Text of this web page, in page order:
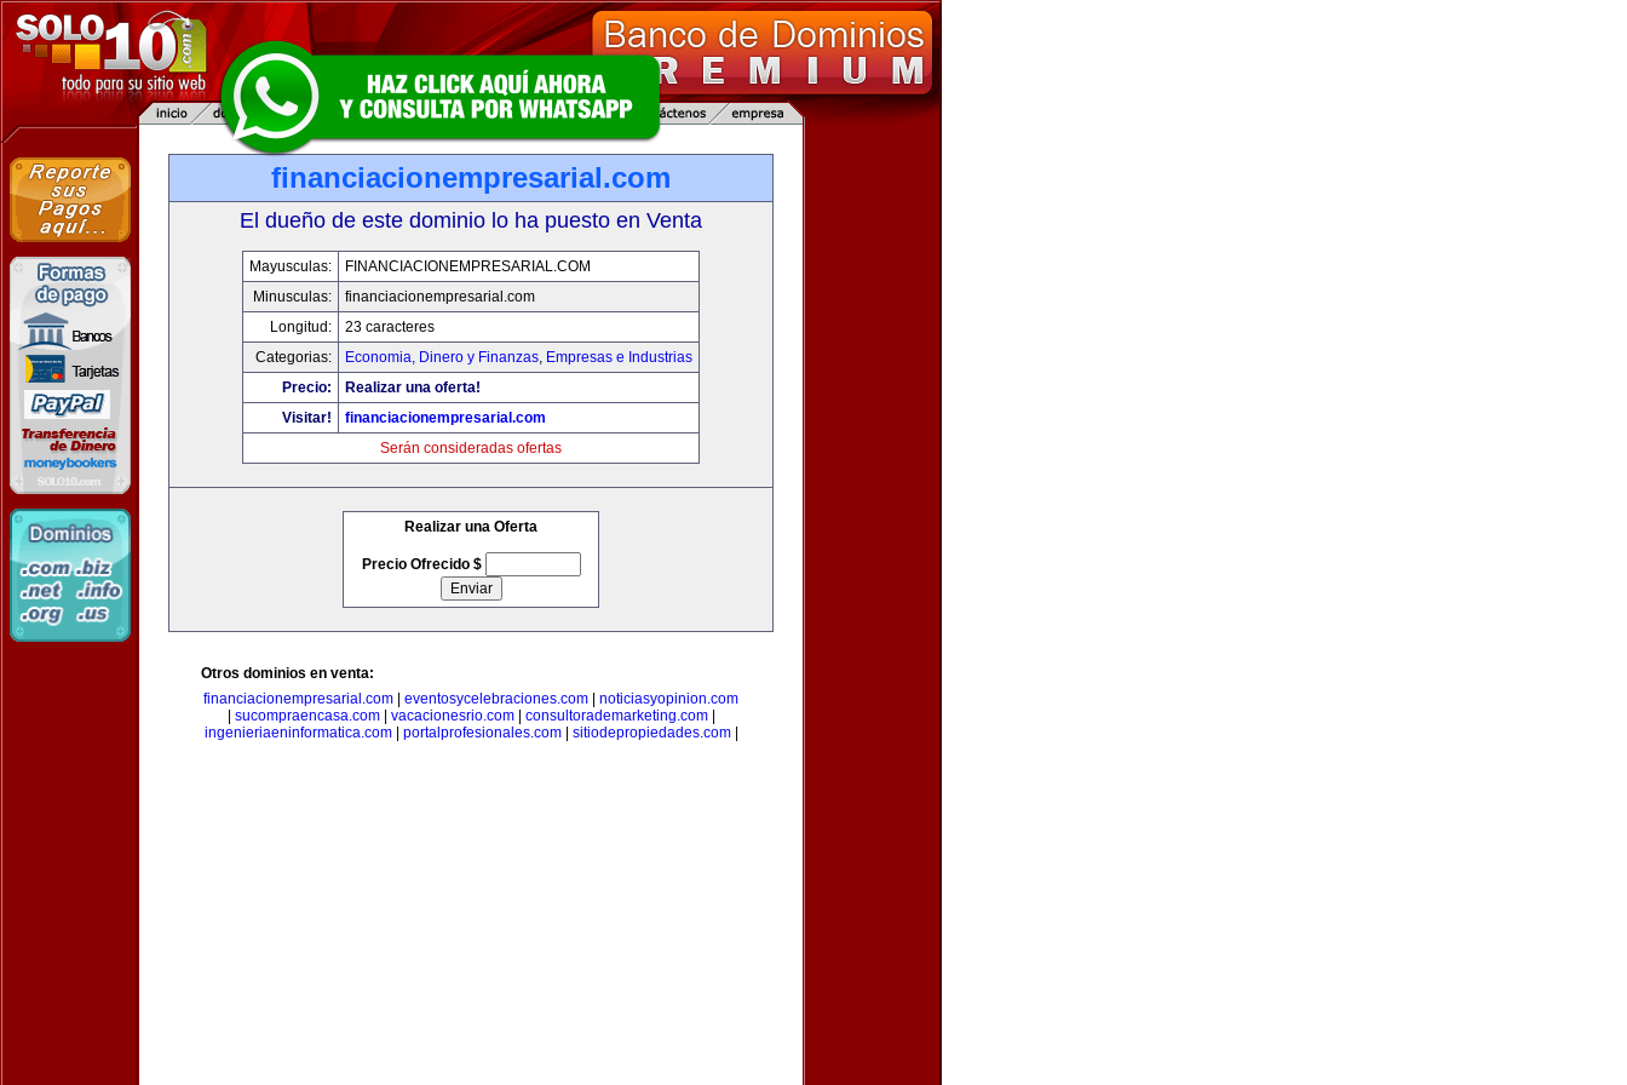
financiacionempresarial.com
El dueño de este dominio lo ha puesto en Venta
Mayusculas:
FINANCIACIONEMPRESARIAL.COM
Minusculas:
financiacionempresarial.com
Longitud:
23 caracteres
Categorias:
Economia, Dinero y Finanzas, Empresas e Industrias
Precio:
Realizar una oferta!
Visitar!
financiacionempresarial.com
Serán consideradas ofertas
Realizar una Oferta
Precio Ofrecido $
Otros dominios en venta:
financiacionempresarial.com
eventosycelebraciones.com
noticiasyopinion.com
sucompraencasa.com| vacacionesrio.com| consultorademarketing.com|
ingenieriaeninformatica.com| portalprofesionales.com| sitiodepropiedades.com|